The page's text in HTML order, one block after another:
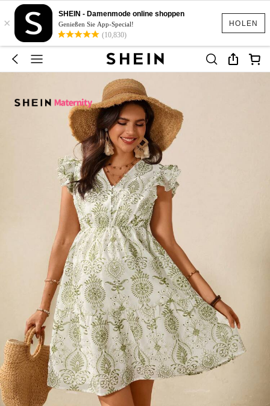
HOLEN
×
SHEIN - Damenmode online shoppen
Genießen Sie App-Special!
(10,830)